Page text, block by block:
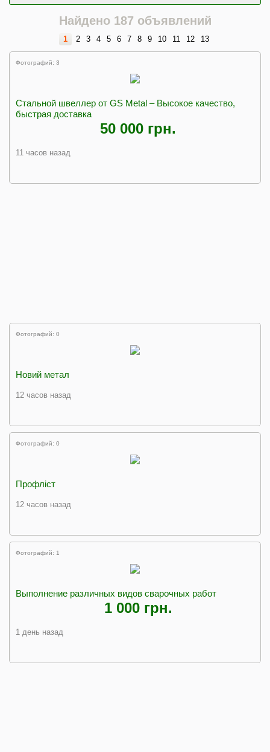
Найдено 187 объявлений
1 2 3 4 5 6 7 8 9 10 11 12 13
Фотографий: 3
Стальной швеллер от GS Metal – Высокое качество,
быстрая доставка
50 000 грн.
11 часов назад
Фотографий: 0
Новий метал
12 часов назад
Фотографий: 0
Профліст
12 часов назад
Фотографий: 1
Выполнение различных видов сварочных работ
1 000 грн.
1 день назад